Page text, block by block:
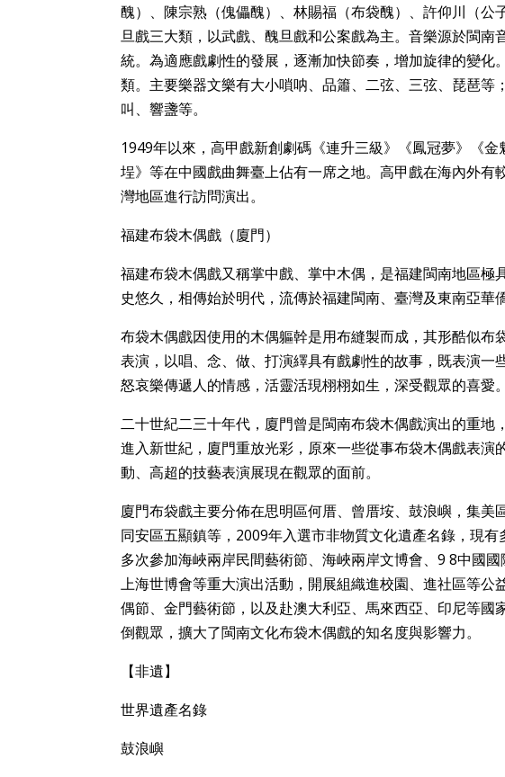
醜）、陳宗熟（傀儡醜）、林賜福（布袋醜）、許仰川（
旦戲三大類，以武戲、醜旦戲和公案戲為主。音樂源於閩
統。為適應戲劇性的發展，逐漸加快節奏，增加旋律的變
類。主要樂器文樂有大小嗩呐、品簫、二弦、三弦、琵琶
叫、響盞等。
1949年以來，高甲戲新創劇碼《連升三級》《鳳冠夢》《
埕》等在中國戲曲舞臺上佔有一席之地。高甲戲在海內外
灣地區進行訪問演出。
福建布袋木偶戲（廈門）
福建布袋木偶戲又稱掌中戲、掌中木偶，是福建閩南地區
史悠久，相傳始於明代，流傳於福建閩南、臺灣及東南亞華
布袋木偶戲因使用的木偶軀幹是用布縫製而成，其形酷似
表演，以唱、念、做、打演繹具有戲劇性的故事，既表演
怒哀樂傳遞人的情感，活靈活現栩栩如生，深受觀眾的喜愛。
二十世紀二三十年代，廈門曾是閩南布袋木偶戲演出的重地
進入新世紀，廈門重放光彩，原來一些從事布袋木偶戲表
動、高超的技藝表演展現在觀眾的面前。
廈門布袋戲主要分佈在思明區何厝、曾厝垵、鼓浪嶼，集美
同安區五顯鎮等，2009年入選市非物質文化遺產名錄，現
多次參加海峽兩岸民間藝術節、海峽兩岸文博會、9 8中國
上海世博會等重大演出活動，開展組織進校園、進社區等
偶節、金門藝術節，以及赴澳大利亞、馬來西亞、印尼等
倒觀眾，擴大了閩南文化布袋木偶戲的知名度與影響力。
【非遺】
世界遺產名錄
鼓浪嶼